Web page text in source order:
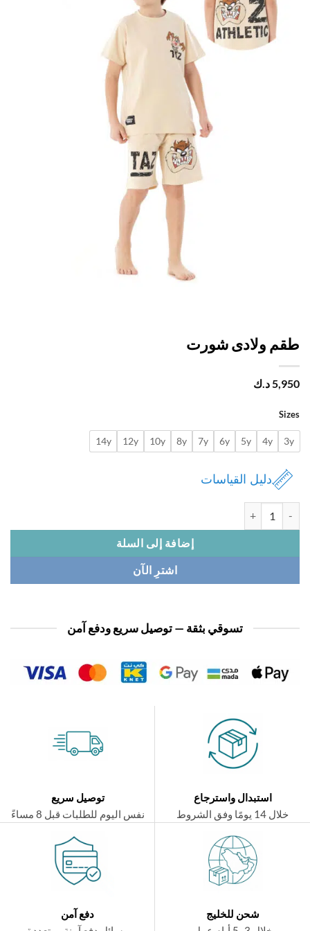
ولادى شورت
د.ك
4y
5y
6y
7y
8y
10y
12y
14y
دليل القياسات
إضافة إلى السلة
اشترِ الآن
تسوقي بثقة — توصيل سريع ودفع آمن
استبدال واسترجاع
توصيل سريع
نفس اليوم للطلبات قبل 8 مساءً
شحن للخليج
دفع آمن